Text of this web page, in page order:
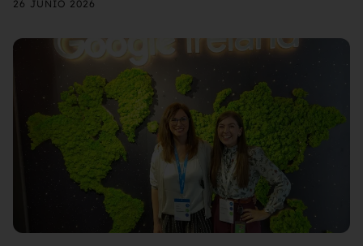
26 JUNIO 2026